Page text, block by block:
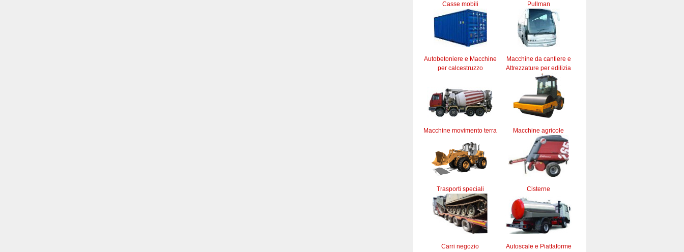
Casse mobili Pullman
Autobetoniere e Macchine
per calcestruzzo
Macchine da cantiere e
Attrezzature per edilizia
Macchine movimento terra Macchine agricole
Trasporti speciali Cisterne
Carri negozio
Autoscale e Piattaforme